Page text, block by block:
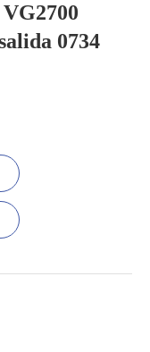
0734